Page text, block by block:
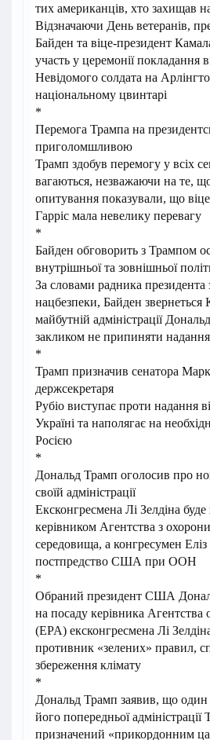
тих американців, хто захищав
Відзначаючи День ветеранів,
Байден та віце-президент
участь у церемонії покладання
Невідомого солдата на
національному цвинтарі
*
Перемога Трампа на
приголомшливою
Трамп здобув перемогу у всіх
вагаються, незважаючи на те,
опитування показували, що
Гарріс мала невелику перевагу
*
Байден обговорить з Трампом
внутрішньої та зовнішньої
За словами радника президента
нацбезпеки, Байден звернеться
майбутній адміністрації
закликом не припиняти
*
Трамп призначив сенатора
держсекретаря
Рубіо виступає проти надання
Україні та наполягає на
Росією
*
Дональд Трамп оголосив про
своїй адміністрації
Ексконгресмена Лі Зелдіна
керівником Агентства з
середовища, а конгресумен
постпредство США при ООН
*
Обраний президент США
на посаду керівника Агентства
(EPA) ексконгресмена Лі
противник «зелених» правил,
збереження клімату
*
Дональд Трамп заявив, що один
його попередньої
призначений «прикордонним